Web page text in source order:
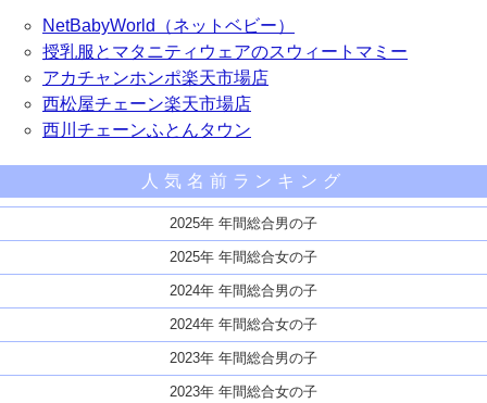
NetBabyWorld（ネットベビー）
授乳服とマタニティウェアのスウィートマミー
アカチャンホンポ楽天市場店
西松屋チェーン楽天市場店
西川チェーンふとんタウン
人気名前ランキング
2025年 年間総合男の子
2025年 年間総合女の子
2024年 年間総合男の子
2024年 年間総合女の子
2023年 年間総合男の子
2023年 年間総合女の子